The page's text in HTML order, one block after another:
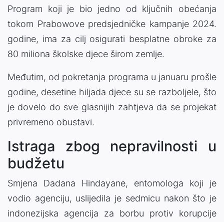
Program koji je bio jedno od ključnih obećanja
tokom Prabowove predsjedničke kampanje 2024.
godine, ima za cilj osigurati besplatne obroke za
80 miliona školske djece širom zemlje.
Međutim, od pokretanja programa u januaru prošle
godine, desetine hiljada djece su se razboljele, što
je dovelo do sve glasnijih zahtjeva da se projekat
privremeno obustavi.
Istraga zbog nepravilnosti u
budžetu
Smjena Dadana Hindayane, entomologa koji je
vodio agenciju, uslijedila je sedmicu nakon što je
indonezijska agencija za borbu protiv korupcije